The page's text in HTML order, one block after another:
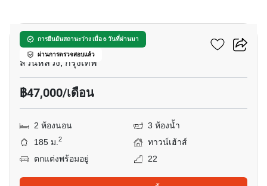
การยืนยันสถานะว่าง เมื่อ 6 วันที่ผ่านมา
ผ่านการตรวจสอบแล้ว
โนเบิล คิวบ์ พัฒนาการ
สวนหลวง, กรุงเทพ
฿47,000/เดือน
2 ห้องนอน
3 ห้องน้ำ
185 ม.2
ทาวน์เฮ้าส์
ตกแต่งพร้อมอยู่
22